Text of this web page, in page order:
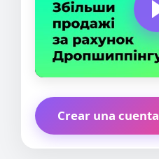
Crear una cuenta